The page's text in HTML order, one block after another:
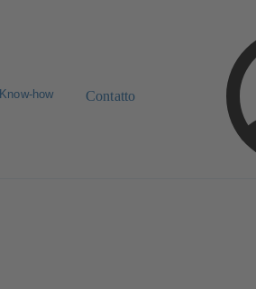
Know-how Contatto